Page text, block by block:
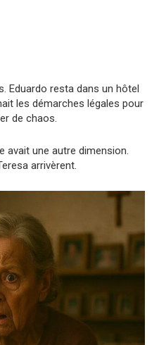
Eduardo resta dans un hôtel
les démarches légales pour
de chaos.
avait une autre dimension.
arrivèrent.